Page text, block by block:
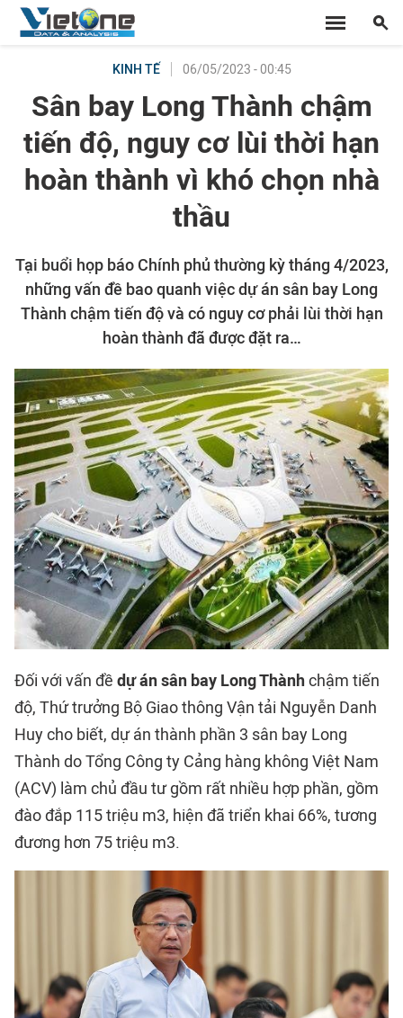
KINH TẾ 06/05/2023 - 00:45
Sân bay Long Thành chậm
tiến độ, nguy cơ lùi thời hạn
hoàn thành vì khó chọn nhà
thầu
Tại buổi họp báo Chính phủ thường kỳ tháng 4/2023,
những vấn đề bao quanh việc dự án sân bay Long
Thành chậm tiến độ và có nguy cơ phải lùi thời hạn
hoàn thành đã được đặt ra…
Đối với vấn đề dự án sân bay Long Thànhchậm tiến
độ, Thứ trưởng Bộ Giao thông Vận tải Nguyễn Danh
Huy cho biết, dự án thành phần 3 sân bay Long
Thành do Tổng Công ty Cảng hàng không Việt Nam
(ACV) làm chủ đầu tư gồm rất nhiều hợp phần, gồm
đào đắp 115 triệu m3, hiện đã triển khai 66%, tương
đương hơn 75 triệu m3.